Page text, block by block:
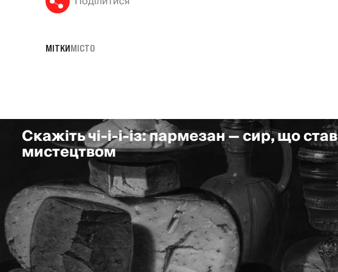
МІТКИМІСТО
Скажіть чі-і-і-із: пармезан — сир, що став
мистецтвом